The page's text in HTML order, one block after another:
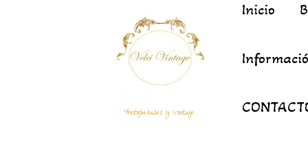
Antigüedades y Vintage
Inicio